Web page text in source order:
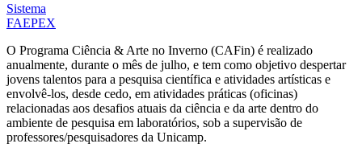
Sistema
FAEPEX
O Programa Ciência & Arte no Inverno (CAFin) é realizado
anualmente, durante o mês de julho, e tem como objetivo despertar
jovens talentos para a pesquisa científica e atividades artísticas e
envolvê-los, desde cedo, em atividades práticas (oficinas)
relacionadas aos desafios atuais da ciência e da arte dentro do
ambiente de pesquisa em laboratórios, sob a supervisão de
professores/pesquisadores da Unicamp.